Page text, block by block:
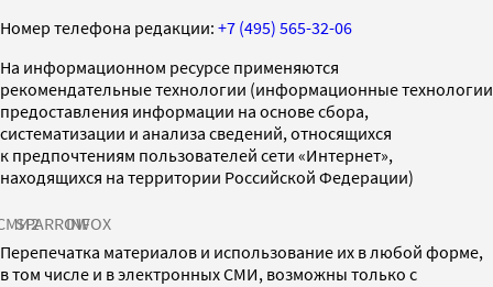
Номер телефона редакции: +7 (495) 565-32-06
На информационном ресурсе применяются
рекомендательные технологии (информационные технологии
предоставления информации на основе сбора,
систематизации и анализа сведений, относящихся
к предпочтениям пользователей сети «Интернет»,
находящихся на территории Российской Федерации)
SPARROWINFOX
Перепечатка материалов и использование их в любой форме,
в том числе и в электронных СМИ, возможны только с